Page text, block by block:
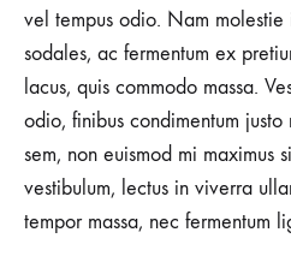
vel tempus odio. Nam molestie
sodales, ac fermentum ex
lacus, quis commodo massa.
odio, finibus condimentum
sem, non euismod mi maximus
vestibulum, lectus in viverra
tempor massa, nec fermentum